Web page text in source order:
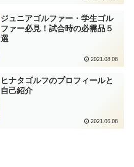
ジュニアゴルファー・学生ゴル
ファー必見！試合時の必需品５
選
2021.08.08
ヒナタゴルフのプロフィールと
自己紹介
2021.06.08